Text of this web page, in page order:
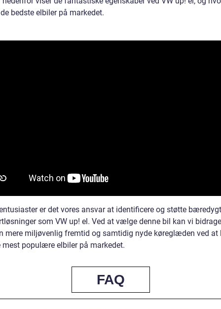
bedste elbiler på markedet.
er det vores ansvar at identificere og støtte
som VW up! el. Ved at vælge denne bil kan vi
mere miljøvenlig fremtid og samtidig nyde køreglæden ved at
mest populære elbiler på markedet.
FAQ